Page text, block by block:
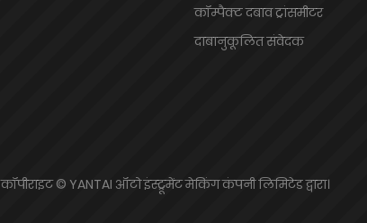
कॉम्पैक्ट दबाव ट्रांसमीटर
दाबानुकूलित संवेदक
कॉपीराइट © YANTAI ऑटो इंस्ट्रूमेंट मेकिंग कंपनी लिमिटेड द्वारा।